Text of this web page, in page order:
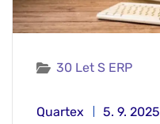
30 Let S ERP
Quartex 5. 9. 2025